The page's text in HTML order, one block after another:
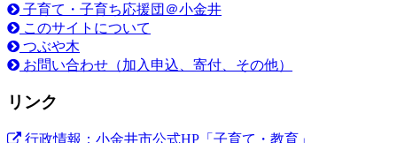
子育て・子育ち応援団＠小金井
このサイトについて
つぶや木
お問い合わせ（加入申込、寄付、その他）
リンク
行政情報：小金井市公式HP「子育て・教育」